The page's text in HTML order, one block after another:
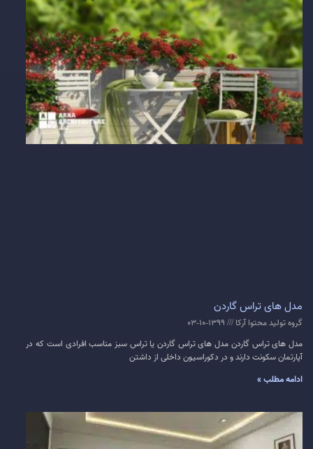
مدل های تراس گاردن
گروه تولید محتوا آرکا
مدل های تراس گاردن مدل های تراس گاردن یا تراس سبز مناسب افرادی است که در
آپارتمان سکونت دارند و در دکوراسیون داخلی از داشتن
ادامه مطلب »